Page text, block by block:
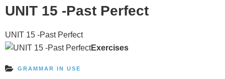
UNIT 15 -Past Perfect
UNIT 15 -Past Perfect
Exercises
GRAMMAR IN USE